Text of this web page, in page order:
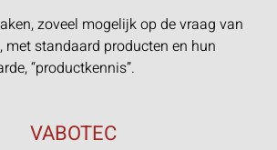
zoveel mogelijk op de vraag van
met standaard producten en hun
“productkennis”.
VABOTEC